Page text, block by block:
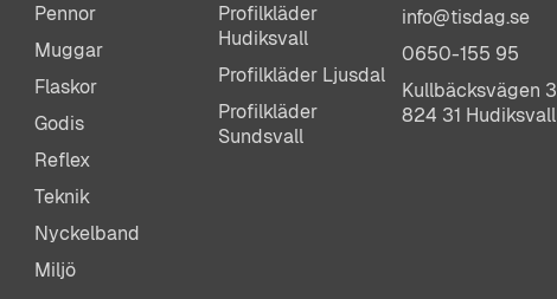
Pennor
Muggar
Flaskor
Godis
Reflex
Teknik
Nyckelband
Miljö
Profilkläder
Hudiksvall
Profilkläder Ljusdal
Profilkläder
Sundsvall
info@tisdag.se
0650-155 95
Kullbäcksvägen 3
824 31 Hudiksvall